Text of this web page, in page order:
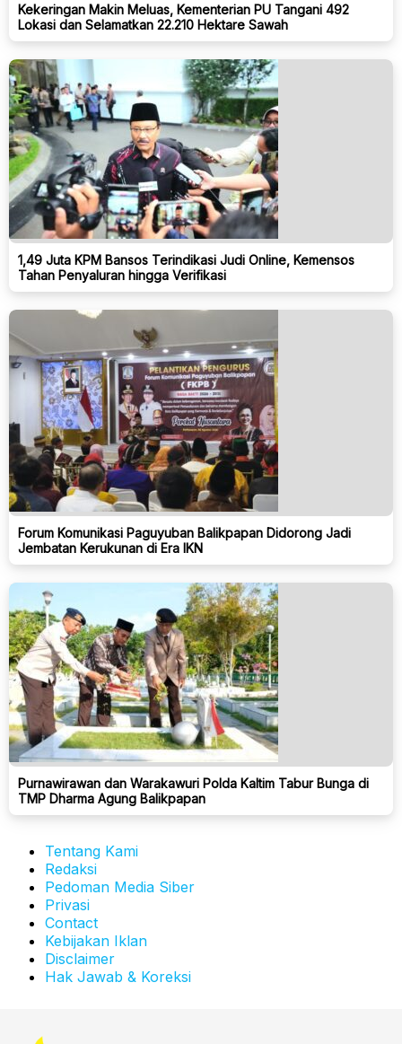
Kekeringan Makin Meluas, Kementerian PU Tangani 492
Lokasi dan Selamatkan 22.210 Hektare Sawah
1,49 Juta KPM Bansos Terindikasi Judi Online, Kemensos
Tahan Penyaluran hingga Verifikasi
Forum Komunikasi Paguyuban Balikpapan Didorong Jadi
Jembatan Kerukunan di Era IKN
Purnawirawan dan Warakawuri Polda Kaltim Tabur Bunga di
TMP Dharma Agung Balikpapan
Tentang Kami
Redaksi
Pedoman Media Siber
Privasi
Contact
Kebijakan Iklan
Disclaimer
Hak Jawab & Koreksi